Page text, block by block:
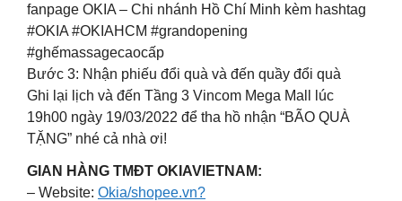
fanpage OKIA – Chi nhánh Hồ Chí Minh kèm hashtag
#OKIA #OKIAHCM #grandopening
#ghếmassagecaocấp
Bước 3: Nhận phiếu đổi quà và đến quầy đổi quà
Ghi lại lịch và đến Tầng 3 Vincom Mega Mall lúc
19h00 ngày 19/03/2022 để tha hồ nhận “BÃO QUÀ
TẶNG” nhé cả nhà ơi!
GIAN HÀNG TMĐT OKIAVIETNAM:
– Website: Okia/shopee.vn?